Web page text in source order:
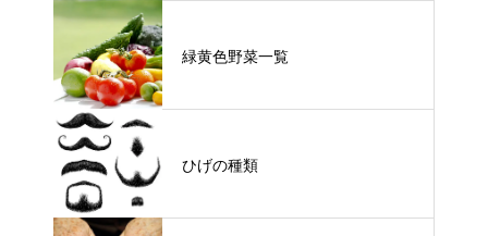
緑黄色野菜一覧
ひげの種類